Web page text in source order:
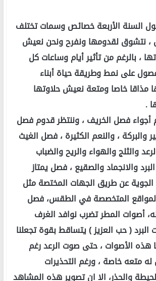
السنة الأربعة خصائص وسمات تختلف
نتشوق لقدومها ونفرح ونحن نعيش
، بالرغم من تأثير أيام وساعات كل
على نمط وطريقة حياة أبناء
مذاقا خاصا ومتعة نعيش حلاوتها
.
أجواء فصل الخريف ، وننتظر قدوم فصل
والبركة ، والنعم الكثيرة ، فصل الغيث
والثلج والهواء والريح والضباب
والانجماد والصقيع ، فصل يمتاز
الجوية عن طريق الجهات المختصة مثل
المتخصصة في الطقس، فصل
أصوات المطر تضرب نوافد الغرف
البرد ( حب العزيز ) يتساقط بقوة تجعلنا
هذه الأصوات ، حتى صوت الرعد رغم
متعه خاصة ، ورغم التحذيرات
والحذر، الا ان تصوير هذه المشاهد